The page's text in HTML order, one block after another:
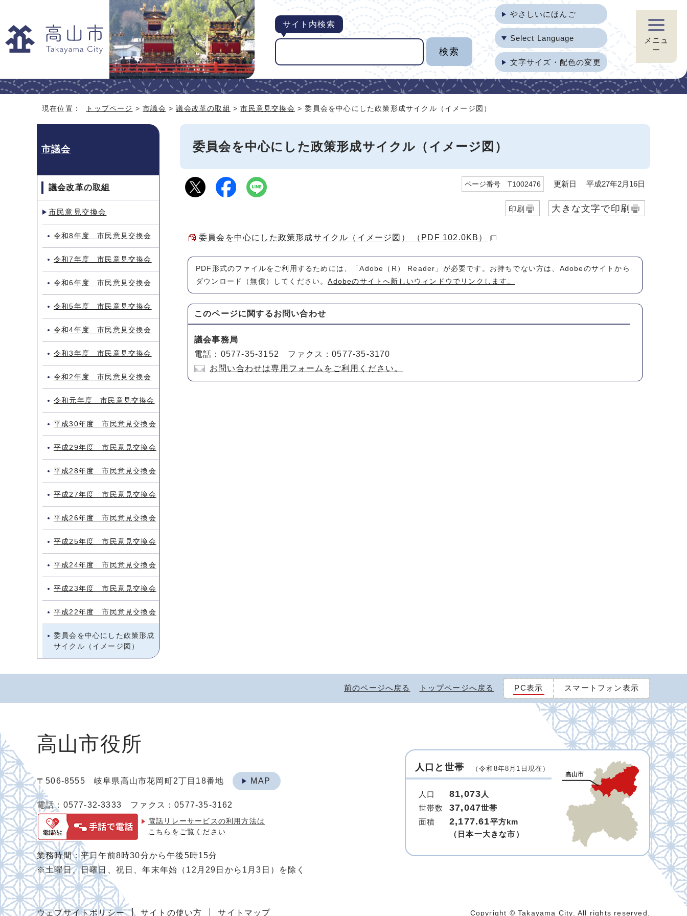
サイト内検索
やさしいにほんご
Select Language
文字サイズ・配色の変更
メニュ
ー
現在位置： トップページ >市議会 >議会改革の取組 >市民意見交換会 > 委員会を中心にした政策形成サイクル（イメージ図）
委員会を中心にした政策形成サイクル（イメージ図）
ページ番号 T1002476 更新日 平成27年2月16日
印刷 大きな文字で印刷
委員会を中心にした政策形成サイクル（イメージ図） （PDF 102.0KB）
PDF形式のファイルをご利用するためには、「Adobe（R） Reader」が必要です。お持ちでない方は、Adobeのサイトから
ダウンロード（無償）してください。Adobeのサイトへ新しいウィンドウでリンクします。
このページに関するお問い合わせ
議会事務局
電話：0577-35-3152 ファクス：0577-35-3170
お問い合わせは専用フォームをご利用ください。
市議会
議会改革の取組
市民意見交換会
令和8年度 市民意見交換会
令和7年度 市民意見交換会
令和6年度 市民意見交換会
令和5年度 市民意見交換会
令和4年度 市民意見交換会
令和3年度 市民意見交換会
令和2年度 市民意見交換会
令和元年度 市民意見交換会
平成30年度 市民意見交換会
平成29年度 市民意見交換会
平成28年度 市民意見交換会
平成27年度 市民意見交換会
平成26年度 市民意見交換会
平成25年度 市民意見交換会
平成24年度 市民意見交換会
平成23年度 市民意見交換会
平成22年度 市民意見交換会
委員会を中心にした政策形成
サイクル（イメージ図）
前のページへ戻る トップページへ戻る PC表示 スマートフォン表示
高山市役所
〒506-8555 岐阜県高山市花岡町2丁目18番地 MAP
電話：0577-32-3333 ファクス：0577-35-3162
電話リレーサービスの利用方法は
こちらをご覧ください
業務時間：平日午前8時30分から午後5時15分
※土曜日、日曜日、祝日、年末年始（12月29日から1月3日）を除く
人口と世帯 （令和8年8月1日現在）
人口 81,073 人
世帯数
37,047世帯
面積
2,177.61平方km
（日本一大きな市）
ウェブサイトポリシー サイトの使い方 サイトマップ Copyright © Takayama City. All rights reserved.